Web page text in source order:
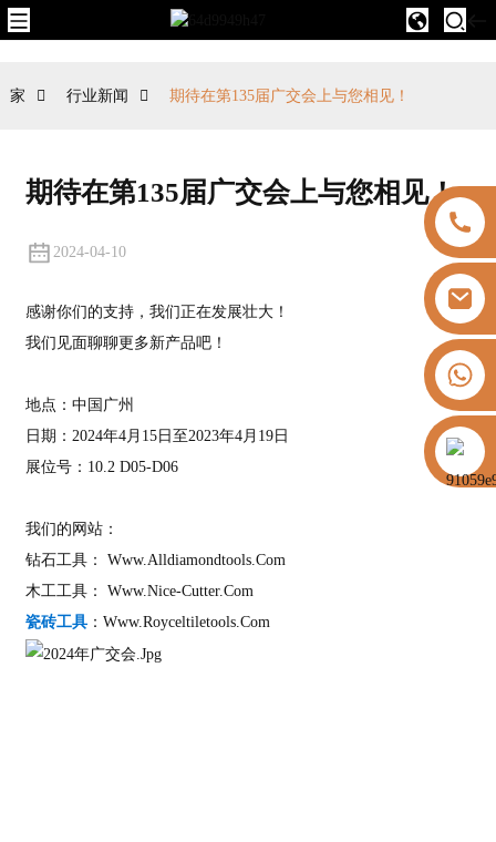
https://vk.com/id855439469
家 行业新闻 期待在第135届广交会上与您相见！
期待在第135届广交会上与您相见！
2024-04-10
感谢你们的支持，我们正在发展壮大！
我们见面聊聊更多新产品吧！
地点：中国广州
日期：2024年4月15日至2023年4月19日
展位号：10.2 D05-D06
我们的网站：
钻石工具： Www.alldiamondtools.com
木工工具： Www.nice-Cutter.com
瓷砖工具： Www.royceltiletools.com